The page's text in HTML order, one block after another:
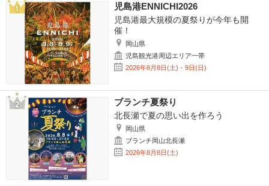
児島港ENNICHI2026
児島港最大規模の夏祭りが今年も開
催！
岡山県
児島観光港周辺エリア一帯
2026年8月8日(土)・9日(日)
ブランチ夏祭り
北長瀬で夏の思い出を作ろう
岡山県
ブランチ岡山北長瀬
2026年8月8日(土)